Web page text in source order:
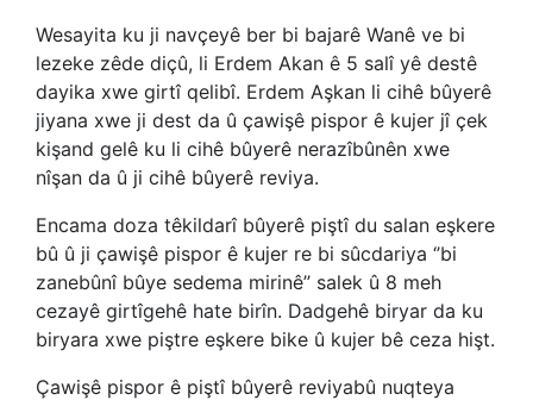
Wesayita ku ji navçeyê ber bi bajarê Wanê ve bi
lezeke zêde diçû, li Erdem Akan ê 5 salî yê destê
dayika xwe girtî qelibî. Erdem Aşkan li cihê bûyerê
jiyana xwe ji dest da û çawişê pispor ê kujer jî çek
kişand gelê ku li cihê bûyerê nerazîbûnên xwe
nîşan da û ji cihê bûyerê reviya.
Encama doza têkildarî bûyerê piştî du salan eşkere
bû û ji çawişê pispor ê kujer re bi sûcdariya ‘’bi
zanebûnî bûye sedema mirinê’’ salek û 8 meh
cezayê girtîgehê hate birîn. Dadgehê biryar da ku
biryara xwe piştre eşkere bike û kujer bê ceza hişt.
Çawişê pispor ê piştî bûyerê reviyabû nuqteya